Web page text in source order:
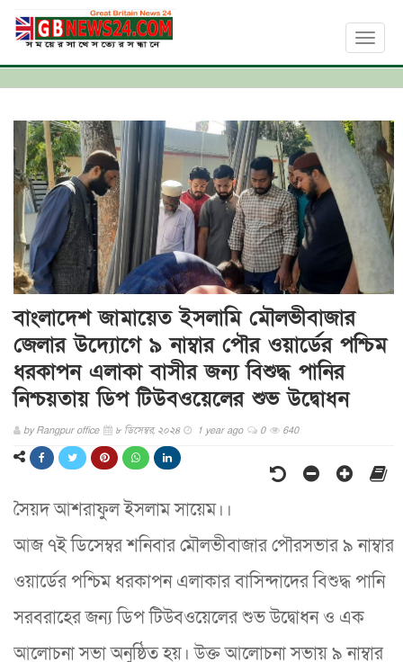
Toggle
বাংলাদেশ জামায়েত ইসলামি মৌলভীবাজার
জেলার উদ্যোগে ৯ নাম্বার পৌর ওয়ার্ডের পশ্চিম
ধরকাপন এলাকা বাসীর জন্য বিশুদ্ধ পানির
নিশ্চয়তায় ডিপ টিউবওয়েলের শুভ উদ্বোধন
byRangpur office ৮ ডিসেম্বর, ২০২৪ 1 year ago 0 640
সৈয়দ আশরাফুল ইসলাম সায়েম।।
আজ ৭ই ডিসেম্বর শনিবার মৌলভীবাজার পৌরসভার ৯ নাম্বার
ওয়ার্ডের পশ্চিম ধরকাপন এলাকার বাসিন্দাদের বিশুদ্ধ পানি
সরবরাহের জন্য ডিপ টিউবওয়েলের শুভ উদ্বোধন ও এক
আলোচনা সভা অনুষ্ঠিত হয়। উক্ত আলোচনা সভায় ৯ নাম্বার